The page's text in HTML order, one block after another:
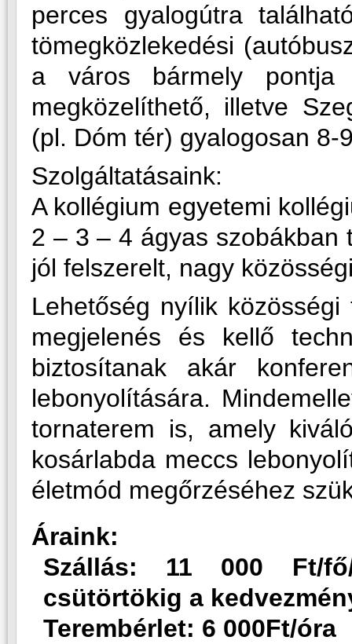
perces gyalogútra
tömegközlekedési
a város bármely
megközelíthető, illetve
(pl. Dóm tér) gyalogosan
Szolgáltatásaink:
A kollégium egyetemi
2 – 3 – 4 ágyas szobákban
jól felszerelt, nagy
Lehetőség nyílik
megjelenés és kellő
biztosítanak akár
lebonyolítására.
tornaterem is, amely
kosárlabda meccs
életmód megőrzéséhez
Áraink:
Szállás: 11 000 Ft/
csütörtökig a
Terembérlet: 6 000Ft/óra